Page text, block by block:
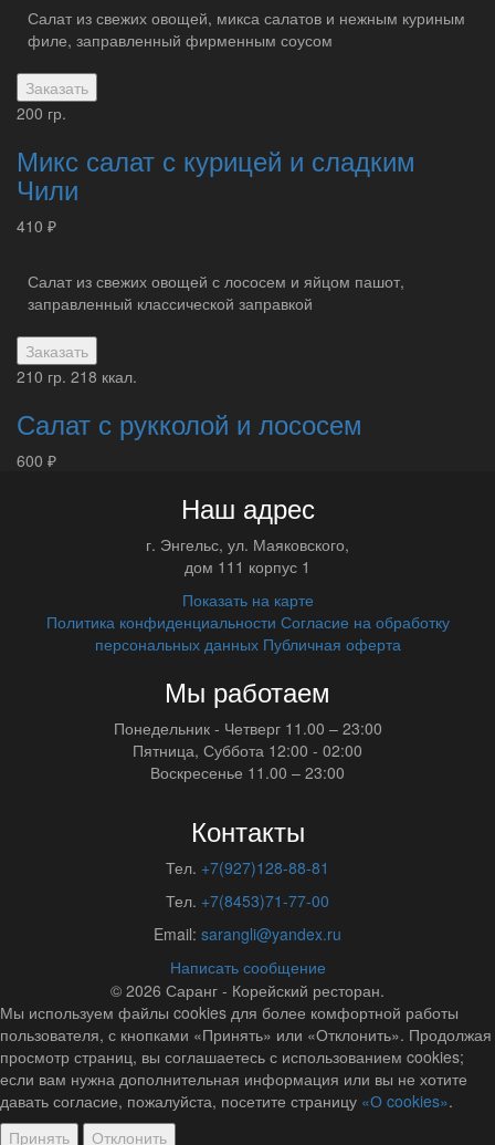
Салат из свежих овощей, микса салатов и нежным куриным
филе, заправленный фирменным соусом
Заказать
200 гр.
Микс салат с курицей и сладким
Чили
410 ₽
Салат из свежих овощей с лососем и яйцом пашот,
заправленный классической заправкой
Заказать
210 гр. 218 ккал.
Салат с рукколой и лососем
600 ₽
Наш адрес
г. Энгельс, ул. Маяковского,
дом 111 корпус 1
Показать на карте
Политика конфиденциальности Согласие на обработку
персональных данных Публичная оферта
Мы работаем
Понедельник - Четверг 11.00 – 23:00
Пятница, Суббота 12:00 - 02:00
Воскресенье 11.00 – 23:00
Контакты
Тел. +7(927)128-88-81
Тел. +7(8453)71-77-00
Email: sarangli@yandex.ru
Написать сообщение
© 2026 Саранг - Корейский ресторан.
Мы используем файлы cookies для более комфортной работы
пользователя, с кнопками «Принять» или «Отклонить». Продолжая
просмотр страниц, вы соглашаетесь с использованием cookies;
если вам нужна дополнительная информация или вы не хотите
давать согласие, пожалуйста, посетите страницу «О cookies».
Принять
Отклонить